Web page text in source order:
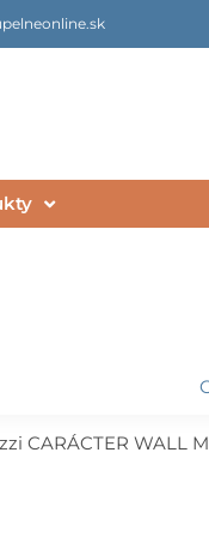
CARÁCTER WALL